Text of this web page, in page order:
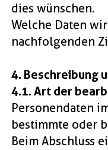
dies wünschen.
Welche Daten
nachfolgenden
4. Beschreibung
4.1. Art der
Personendaten
bestimmte oder
Beim Abschluss